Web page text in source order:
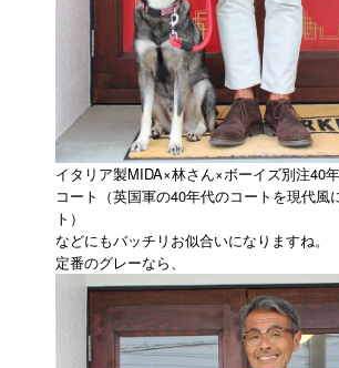
イタリア製MIDA×林さん×ボーイズ別注40
コート（英国軍の40年代のコートを現代風
ト）
などにもバッチリお似合いになりますね。
定番のグレーなら、